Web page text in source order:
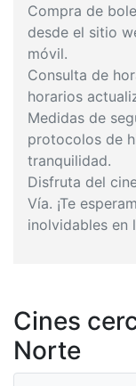
Compra de
desde el sitio
móvil.
Consulta de
horarios
Medidas de
protocolos de
tranquilidad.
Disfruta del
Vía. ¡Te
inolvidables en
Cines
Norte